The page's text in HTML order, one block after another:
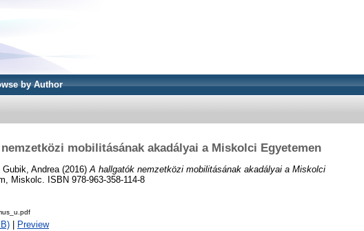
by Author
mobilitásának akadályai a Miskolci Egyetemen
Andrea (2016) A hallgatók nemzetközi mobilitásának akadályai a Miskolci
Miskolc. ISBN 978-963-358-114-8
Preview